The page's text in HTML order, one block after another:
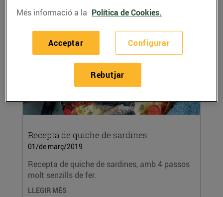
LLEGIR MÉS
Recepta de quiche de sardines
01/de març/2019
Recepta de quiche de sardines, amb 4 passos
molt senzills de fer.
LLEGIR MÉS
Més informació a la Política de Cookies.
Configurar
Rebutjar
Acceptar